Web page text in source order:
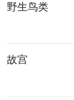
野生鸟类
故宫